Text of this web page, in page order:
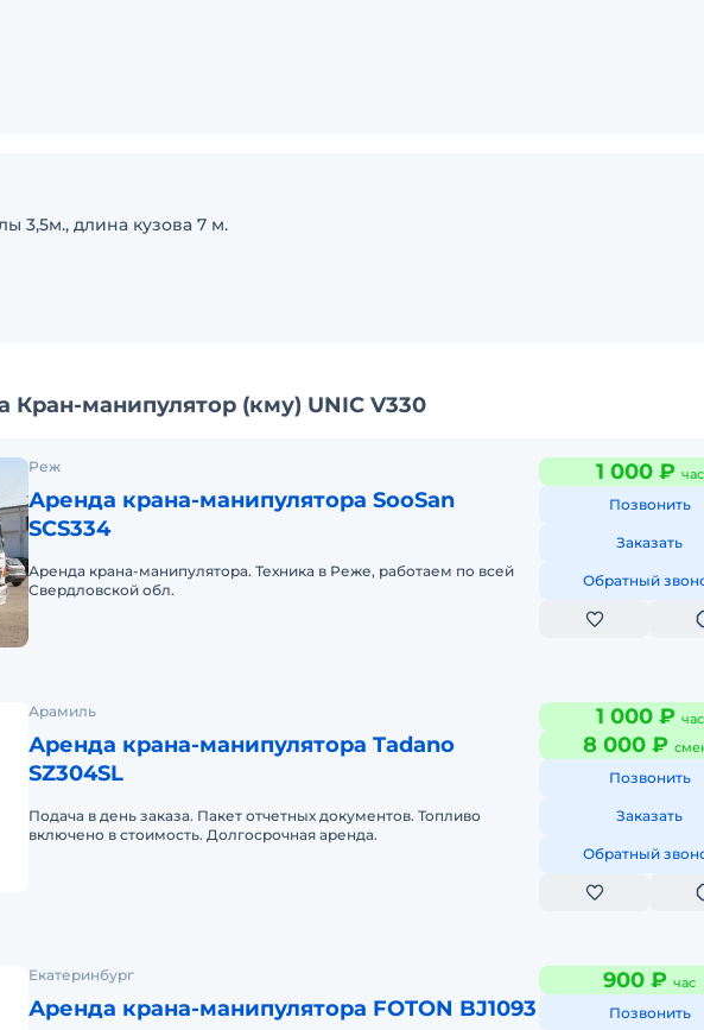
3,5м., длина кузова 7 м.
манипулятор (кму) UNIC V330
Реж
Аренда крана-манипулятора SooSan
SCS334
Аренда крана-манипулятора. Техника в Реже, работаем по всей
Свердловской обл.
1 000 ₽ час
Позвонить
Заказать
Обратный
Арамиль
Аренда крана-манипулятора Tadano
SZ304SL
Подача в день заказа. Пакет отчетных документов. Топливо
включено в стоимость. Долгосрочная аренда.
1 000 ₽ час
8 000 ₽
Позвонить
Заказать
Обратный
Екатеринбург
Аренда крана-манипулятора FOTON BJ1093
900 ₽ час
Позвонить